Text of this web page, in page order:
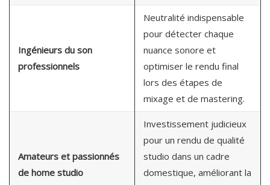
Ingénieurs du son
professionnels
Neutralité indispensable
pour détecter chaque
nuance sonore et
optimiser le rendu final
lors des étapes de
mixage et de mastering.
Amateurs et passionnés
de home studio
Investissement judicieux
pour un rendu de qualité
studio dans un cadre
domestique, améliorant la